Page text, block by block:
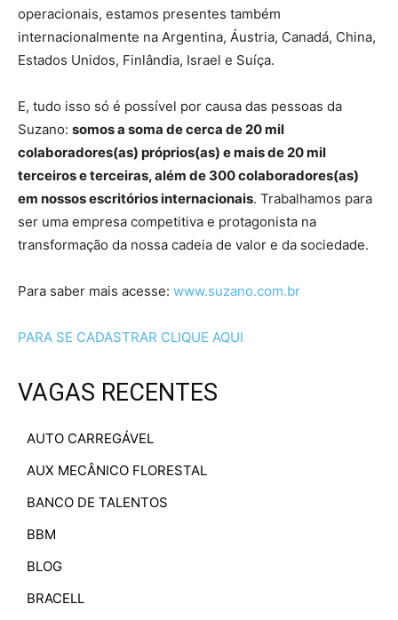
operacionais, estamos presentes também
internacionalmente na Argentina, Áustria, Canadá, China,
Estados Unidos, Finlândia, Israel e Suíça.
E, tudo isso só é possível por causa das pessoas da
Suzano: somos a soma de cerca de 20 mil
colaboradores(as) próprios(as) e mais de 20 mil
terceiros e terceiras, além de 300 colaboradores(as)
em nossos escritórios internacionais. Trabalhamos para
ser uma empresa competitiva e protagonista na
transformação da nossa cadeia de valor e da sociedade.
Para saber mais acesse: www.suzano.com.br
PARA SE CADASTRAR CLIQUE AQUI
VAGAS RECENTES
AUTO CARREGÁVEL
AUX MECÂNICO FLORESTAL
BANCO DE TALENTOS
BBM
BLOG
BRACELL